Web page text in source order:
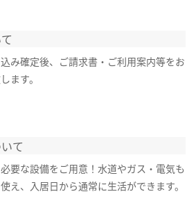
み確定後、ご請求書・ご利用案内等をお
ます。
て
要な設備をご用意！水道やガス・電気も
え、入居日から通常に生活ができます。